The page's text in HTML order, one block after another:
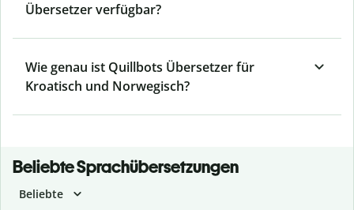
Übersetzer verfügbar?
Wie genau ist Quillbots Übersetzer für
Kroatisch und Norwegisch?
Beliebte Sprachübersetzungen
Beliebte